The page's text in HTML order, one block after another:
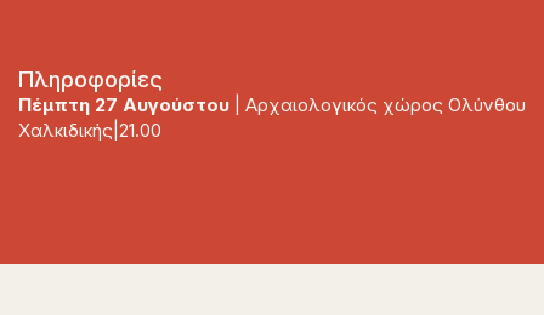
Πληροφορίες
Πέμπτη 27 Αυγούστου | Αρχαιολογικός χώρος Ολύνθου
Χαλκιδικής|21.00